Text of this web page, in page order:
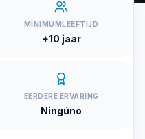
MINIMUMLEEFTIJD
+10 jaar
EERDERE ERVARING
Ningúno